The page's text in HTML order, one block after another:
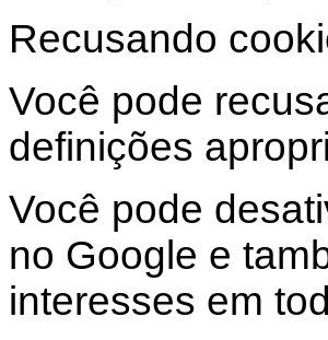
Recusando
Você pode
definições
Você pode
no Google e
interesses em